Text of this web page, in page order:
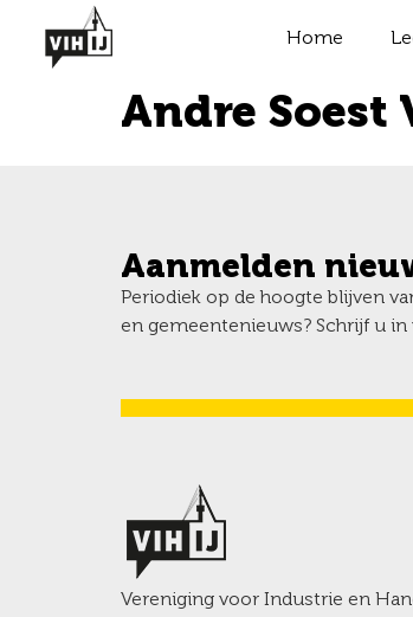
Home
Andre Soest
Aanmelden
Periodiek op de hoogte blijven
en gemeentenieuws? Schrijf u in
Vereniging voor Industrie en